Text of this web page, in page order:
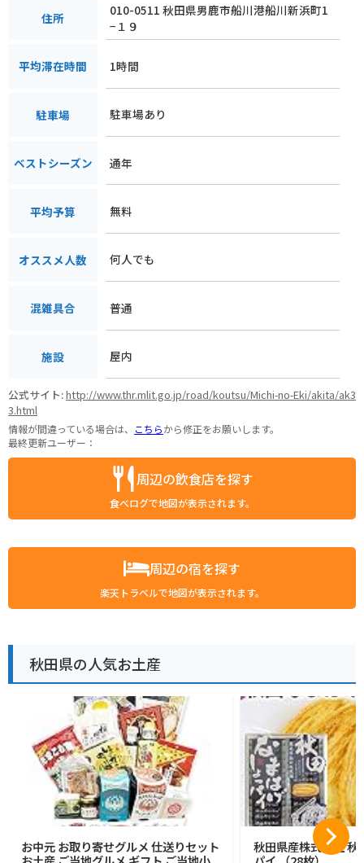
住所
010-0511 秋田県男鹿市船川港船川新浜町1
−１９
平均滞在時間 1時間
駐車場 駐車場あり
ベストシーズン 通年
平均予算 無料
オススメ人数 何人でも
混雑具合 普通
施設 屋内
公式サイト:http://www.thr.mlit.go.jp/road/koutsu/Michi-no-Eki/akita/ak3
3.html
情報が間違っている場合は、 こちらから修正をお願いします。
最終更新ユーザー：
周辺の飲食店を探す
食べログで地図が表示されます。
周辺の宿を探す
楽天トラベルで地図が表示されます。
秋田県の人気お土産
お中元 お取り寄せグルメ 仕送りセット
秋田県産株式会社 秋